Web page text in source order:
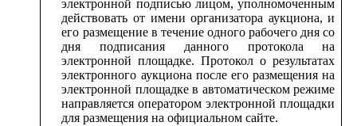
электронной подписью лицом, уполномоченным
действовать от имени организатора аукциона, и
его размещение в течение одного рабочего дня со
дня подписания данного протокола на
электронной площадке. Протокол о результатах
электронного аукциона после его размещения на
электронной площадке в автоматическом режиме
направляется оператором электронной площадки
для размещения на официальном сайте.